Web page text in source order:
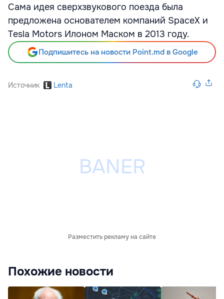
Сама идея сверхзвукового поезда была
предложена основателем компаний SpaceX и
Tesla Motors Илоном Маском в 2013 году.
Подпишитесь на новости Point.md в Google
Источник Lenta
Разместить рекламу на сайте
Похожие новости